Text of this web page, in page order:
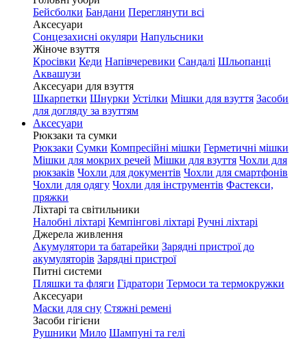
Бейсболки Бандани Переглянути всі
Аксесуари
Сонцезахисні окуляри Напульсники
Жіноче взуття
Кросівки Кеди Напівчеревики Сандалі Шльопанці
Аквашузи
Аксесуари для взуття
Шкарпетки Шнурки Устілки Мішки для взуття Засоби
для догляду за взуттям
Аксесуари
Рюкзаки та сумки
Рюкзаки Сумки Компресійні мішки Герметичні мішки
Мішки для мокрих речей Мішки для взуття Чохли для
рюкзаків Чохли для документів Чохли для смартфонів
Чохли для одягу Чохли для інструментів Фастекси,
пряжки
Ліхтарі та світильники
Налобні ліхтарі Кемпінгові ліхтарі Ручні ліхтарі
Джерела живлення
Акумулятори та батарейки Зарядні пристрої до
акумуляторів Зарядні пристрої
Питні системи
Пляшки та фляги Гідратори Термоси та термокружки
Аксесуари
Маски для сну Стяжні ремені
Засоби гігієни
Рушники Мило Шампуні та гелі